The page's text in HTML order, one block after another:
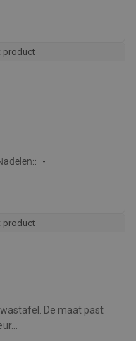
product
-
product
De maat past